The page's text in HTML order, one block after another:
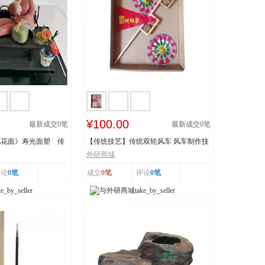
最新成交0笔
花面》寿光面塑 传
0笔
¥100.00 最新成交0笔
【传统技艺】传统双轮风车 风车制作技
艺 传承人：刘...
外研商城
成交0笔 评论0笔